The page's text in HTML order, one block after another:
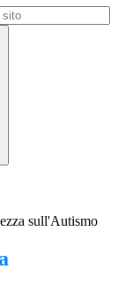
sull'Autismo